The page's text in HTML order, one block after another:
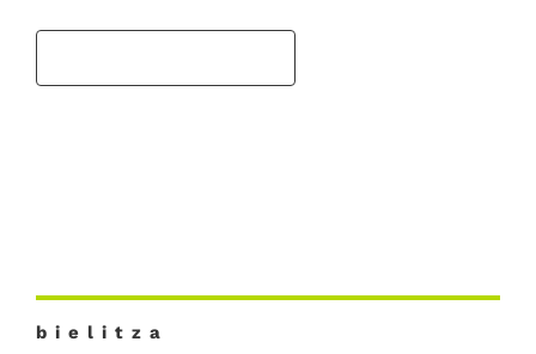
b i e l i t z a